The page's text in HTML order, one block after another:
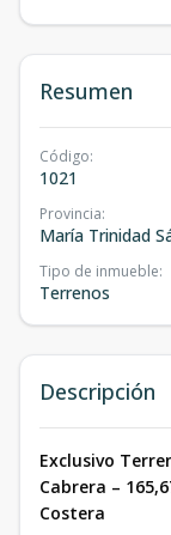
Resumen
Código:
1021
Provincia:
María Trinidad
Tipo de inmueble:
Terrenos
Descripción
Exclusivo
Cabrera –
Costera